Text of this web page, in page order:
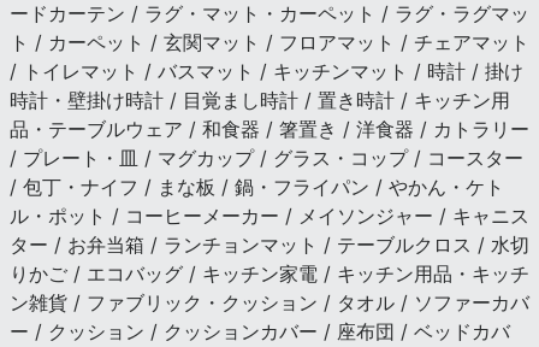
ードカーテン / ラグ・マット・カーペット / ラグ・ラグマッ
ト / カーペット / 玄関マット / フロアマット / チェアマット
/ トイレマット / バスマット / キッチンマット / 時計 / 掛け
時計・壁掛け時計 / 目覚まし時計 / 置き時計 / キッチン用
品・テーブルウェア / 和食器 / 箸置き / 洋食器 / カトラリー
/ プレート・皿 / マグカップ / グラス・コップ / コースター
/ 包丁・ナイフ / まな板 / 鍋・フライパン / やかん・ケト
ル・ポット / コーヒーメーカー / メイソンジャー / キャニス
ター / お弁当箱 / ランチョンマット / テーブルクロス / 水切
りかご / エコバッグ / キッチン家電 / キッチン用品・キッチ
ン雑貨 / ファブリック・クッション / タオル / ソファーカバ
ー / クッション / クッションカバー / 座布団 / ベッドカバ